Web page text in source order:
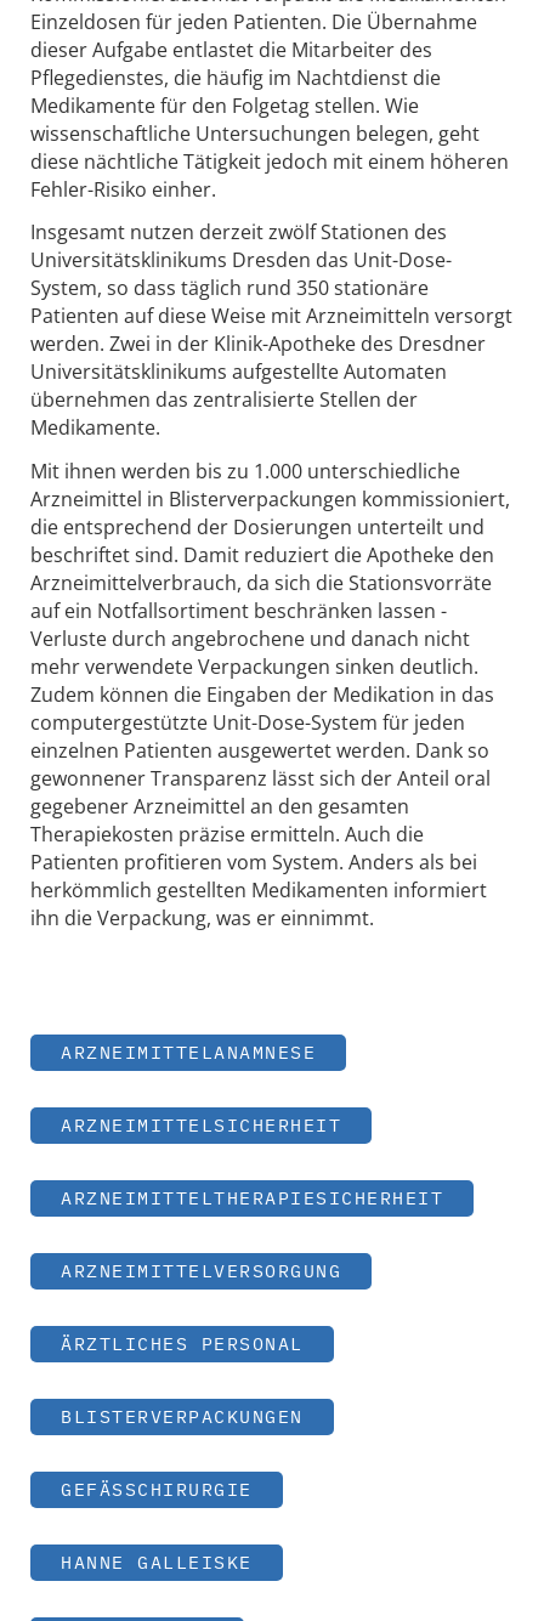
Einzeldosen für jeden Patienten. Die Übernahme
dieser Aufgabe entlastet die Mitarbeiter des
Pflegedienstes, die häufig im Nachtdienst die
Medikamente für den Folgetag stellen. Wie
wissenschaftliche Untersuchungen belegen, geht
diese nächtliche Tätigkeit jedoch mit einem höheren
Fehler-Risiko einher.
Insgesamt nutzen derzeit zwölf Stationen des
Universitätsklinikums Dresden das Unit-Dose-
System, so dass täglich rund 350 stationäre
Patienten auf diese Weise mit Arzneimitteln versorgt
werden. Zwei in der Klinik-Apotheke des Dresdner
Universitätsklinikums aufgestellte Automaten
übernehmen das zentralisierte Stellen der
Medikamente.
Mit ihnen werden bis zu 1.000 unterschiedliche
Arzneimittel in Blisterverpackungen kommissioniert,
die entsprechend der Dosierungen unterteilt und
beschriftet sind. Damit reduziert die Apotheke den
Arzneimittelverbrauch, da sich die Stationsvorräte
auf ein Notfallsortiment beschränken lassen -
Verluste durch angebrochene und danach nicht
mehr verwendete Verpackungen sinken deutlich.
Zudem können die Eingaben der Medikation in das
computergestützte Unit-Dose-System für jeden
einzelnen Patienten ausgewertet werden. Dank so
gewonnener Transparenz lässt sich der Anteil oral
gegebener Arzneimittel an den gesamten
Therapiekosten präzise ermitteln. Auch die
Patienten profitieren vom System. Anders als bei
herkömmlich gestellten Medikamenten informiert
ihn die Verpackung, was er einnimmt.
ARZNEIMITTELANAMNESE
ARZNEIMITTELSICHERHEIT
ARZNEIMITTELTHERAPIESICHERHEIT
ARZNEIMITTELVERSORGUNG
ÄRZTLICHES PERSONAL
BLISTERVERPACKUNGEN
GEFÄSSCHIRURGIE
HANNE GALLEISKE